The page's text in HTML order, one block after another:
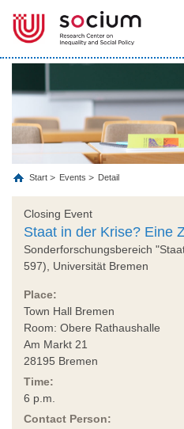
Start Events Detail
Closing Event
Staat in der Krise? Eine
Sonderforschungsbereich
597), Universität Bremen
Place:
Town Hall Bremen
Room: Obere Rathaushalle
Am Markt 21
28195 Bremen
Time:
6 p.m.
Contact Person: